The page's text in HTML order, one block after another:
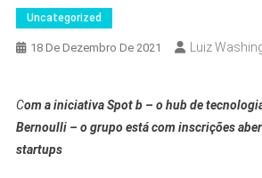
Uncategorized
18 De Dezembro De 2021 Luiz
Com a iniciativa Spot b – o hub de
Bernoulli – o grupo está com inscrições
startups